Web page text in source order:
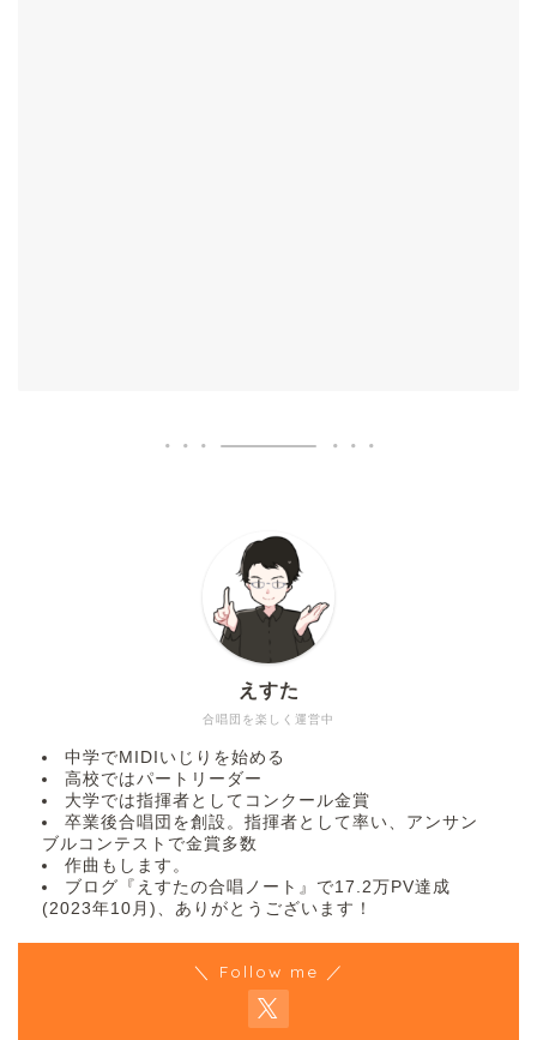
合唱団を楽しく運営中
えすた
中学でMIDIいじりを始める
高校ではパートリーダー
大学では指揮者としてコンクール金賞
卒業後合唱団を創設。指揮者として率い、アンサン
ブルコンテストで金賞多数
作曲もします。
ブログ『えすたの合唱ノート』で17.2万PV達成
(2023年10月)、ありがとうございます！
＼ Follow me ／